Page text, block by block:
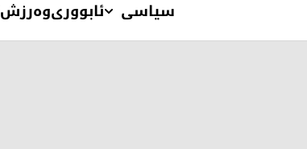
سیاسی ئابووریوەرزش